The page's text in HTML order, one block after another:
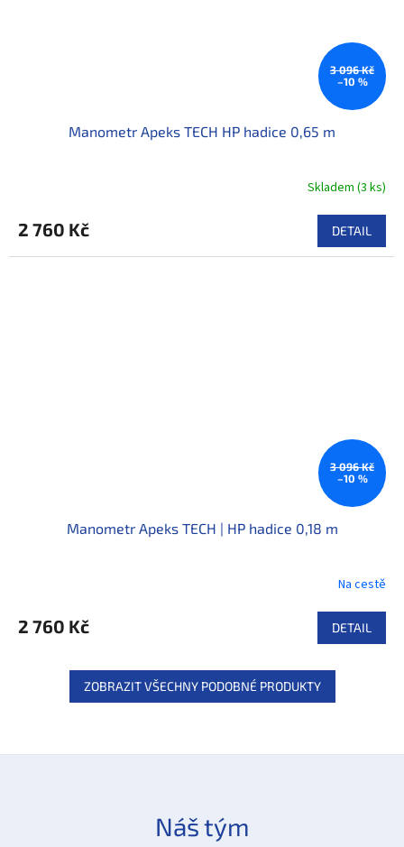
3 096 Kč
–10 %
Manometr Apeks TECH HP hadice 0,65 m
Skladem (3 ks)
2 760 Kč DETAIL
3 096 Kč
–10 %
Manometr Apeks TECH | HP hadice 0,18 m
Na cestě
2 760 Kč DETAIL
ZOBRAZIT VŠECHNY PODOBNÉ PRODUKTY
Náš tým